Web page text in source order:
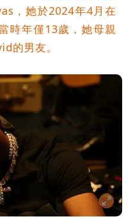
，她於2024年4月在
時年僅13歲，她母親
的男友。